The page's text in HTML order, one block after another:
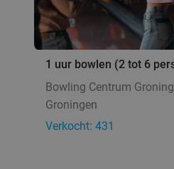
1 uur bowlen (2 tot 6
Bowling Centrum
Groningen
Verkocht: 431